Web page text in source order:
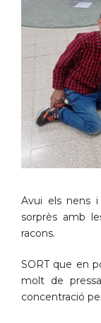
Avui els nens i
sorprès amb
racons.
SORT que en
molt de
concentració